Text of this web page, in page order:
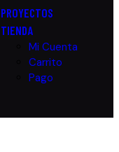
PROYECTOS
TIENDA
Mi Cuenta
Carrito
Pago